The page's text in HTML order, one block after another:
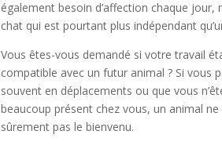
également besoin d’affection chaque jour,
chat qui est pourtant plus indépendant
Vous êtes-vous demandé si votre travail
compatible avec un futur animal ? Si vous
souvent en déplacements ou que vous
beaucoup présent chez vous, un animal ne
sûrement pas le bienvenu.